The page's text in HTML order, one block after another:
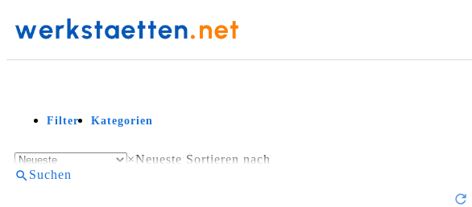
Filter Kategorien
×Neueste Sortieren nach
Suchen